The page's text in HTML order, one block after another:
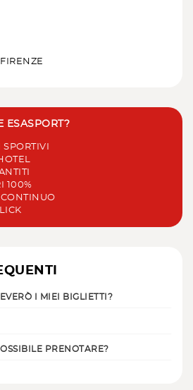
ESASPORT?
100%
I MIEI BIGLIETTI?
PRENOTARE?